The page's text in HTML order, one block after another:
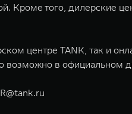
Кроме того, дилерские
центре TANK, так и
возможно в официальном